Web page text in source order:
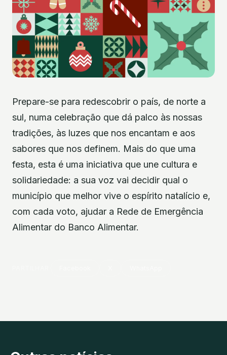
Prepare-se para redescobrir o país, de norte a
sul, numa celebração que dá palco às nossas
tradições, às luzes que nos encantam e aos
sabores que nos definem. Mais do que uma
festa, esta é uma iniciativa que une cultura e
solidariedade: a sua voz vai decidir qual o
município que melhor vive o espírito natalício e,
com cada voto, ajudar a Rede de Emergência
Alimentar do Banco Alimentar.